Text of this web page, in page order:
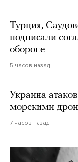
Турция,
подписали
обороне
5 часов назад
Украина
морскими
7 часов назад